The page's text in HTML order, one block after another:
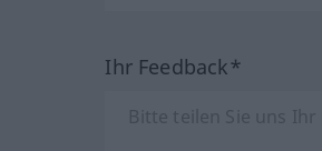
Ihr Feedback*